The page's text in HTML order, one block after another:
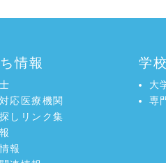
情報
応医療機関
しリンク集
報
学
大
専